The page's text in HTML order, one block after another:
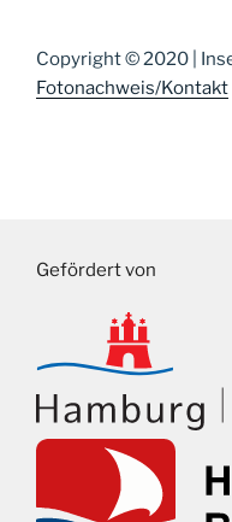
Copyright © 2020 |
Fotonachweis/Kontakt
Gefördert von